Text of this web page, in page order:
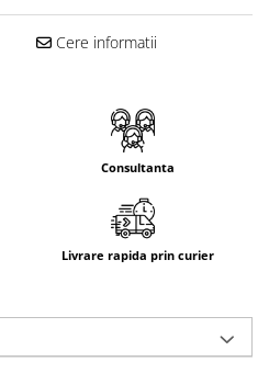
Cere informatii
Consultanta
Livrare rapida prin curier